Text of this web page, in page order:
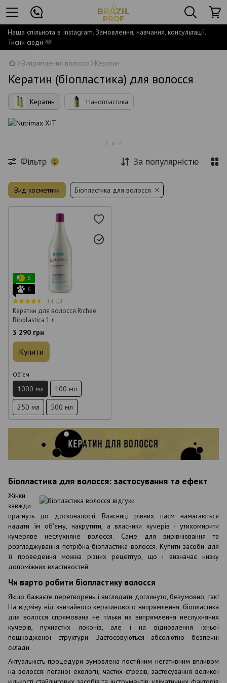
Наша спільнота в Instagram. Замовлення, навчання, консультації.
Тисни сюди 🫶
Випрямлення волосся Кератин
Кератин (біопластика) для волосся
Кератин Нанопластика
Фільтр 1 За популярністю
Вид косметики Біопластика для волосся
6
6
14
Кератин для волосся Richee
Bioplastica 1 л
3 290 грн
Купити
Об`єм
1000 мл
100 мл
250 мл
500 мл
Біопластика для волосся: застосування та ефект
Жінки
завжди
прагнуть до досконалості. Власниці рівних пасм намагаються
надати їм об'єму, накрутити, а власники кучерів - утихомирити
кучеряве неслухняне волосся. Саме для вирівнювання та
розгладжування потрібна біопластика волосся. Купити засоби для
її проведення можна різних рецептур, що і визначає низку
допоміжних властивостей.
Чи варто робити біопластику волосся
Якщо бажаєте перетворень і виглядати доглянуто, безумовно, так!
На відміну від звичайного кератинового випрямлення, біопластика
для волосся спрямована не тільки на випрямлення неслухняних
кучерів, пухнастих локонів, але і на відновлення їхньої
пошкодженої структури. Застосовуються абсолютно безпечні
склади.
Актуальність процедури зумовлена ​​постійним негативним впливом
на волосся: поганої екології, частих стресів, застосування великої